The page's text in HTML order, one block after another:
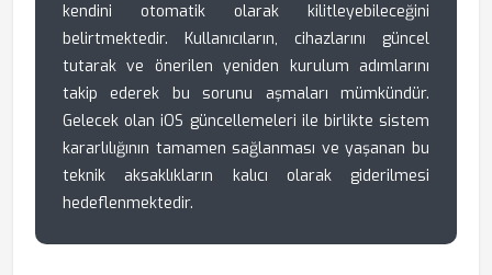
kendini otomatik olarak kilitleyebileceğini
belirtmektedir. Kullanıcıların, cihazlarını güncel
tutarak ve önerilen yeniden kurulum adımlarını
takip ederek bu sorunu aşmaları mümkündür.
Gelecek olan iOS güncellemeleri ile birlikte sistem
kararlılığının tamamen sağlanması ve yaşanan bu
teknik aksaklıkların kalıcı olarak giderilmesi
hedeflenmektedir.